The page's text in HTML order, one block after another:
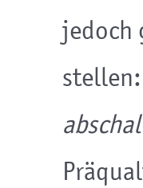
jedoch
stellen: